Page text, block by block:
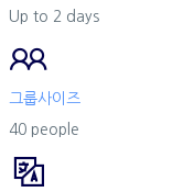
Up to 2 days
그룹사이즈
40 people